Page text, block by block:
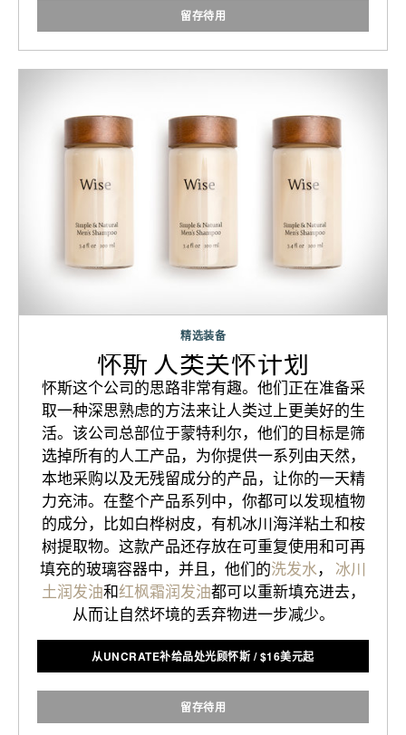
留存待用
精选装备
怀斯 人类关怀计划
怀斯这个公司的思路非常有趣。他们正在准备采
取一种深思熟虑的方法来让人类过上更美好的生
活。该公司总部位于蒙特利尔，他们的目标是筛
选掉所有的人工产品，为你提供一系列由天然，
本地采购以及无残留成分的产品，让你的一天精
力充沛。在整个产品系列中，你都可以发现植物
的成分，比如白桦树皮，有机冰川海洋粘土和桉
树提取物。这款产品还存放在可重复使用和可再
填充的玻璃容器中，并且，他们的洗发水 ，
冰川
土润发油和红枫霜润发油都可以重新填充进去，
从而让自然坏境的丢弃物进一步减少。
从UNCRATE补给品处光顾怀斯 /$16美元起
留存待用